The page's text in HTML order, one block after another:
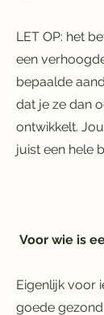
LET OP: het
een
bepaalde
dat je ze dan
ontwikkelt.
juist een hele
Voor wie is
Eigenlijk voor
goede